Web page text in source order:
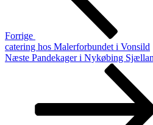
Forrige
catering hos Malerforbundet i Vonsild
Næste
Næste Pandekager i Nykøbing